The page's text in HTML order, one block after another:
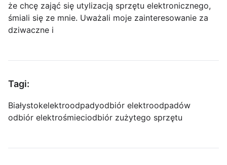
że chcę zająć się utylizacją sprzętu elektronicznego,
śmiali się ze mnie. Uważali moje zainteresowanie za
dziwaczne i
Tagi:
Białystokelektroodpadyodbiór elektroodpadów
odbiór elektrośmieciodbiór zużytego sprzętu